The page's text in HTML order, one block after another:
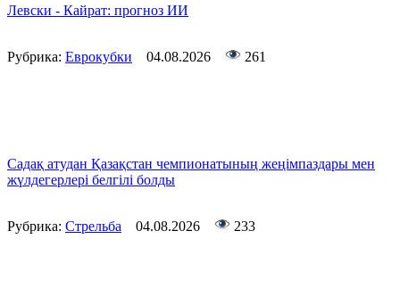
Левски - Кайрат: прогноз ИИ
Рубрика: Еврокубки 04.08.2026 261
Садақ атудан Қазақстан чемпионатының жеңімпаздары мен
жүлдегерлері белгілі болды
Рубрика: Стрельба 04.08.2026 233